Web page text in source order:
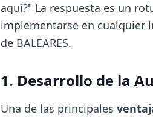
aquí?" La respuesta es un
implementarse en cualquier
de BALEARES.
1. Desarrollo de la
Una de las principales